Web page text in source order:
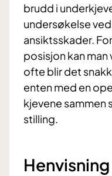
brudd i
undersøkelse
ansiktsskader.
posisjon kan
ofte blir det
enten med en
kjevene sammen
stilling.